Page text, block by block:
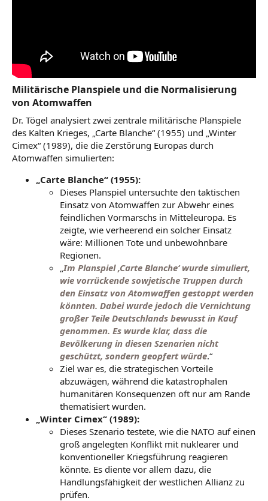
Militärische Planspiele und die Normalisierung
von Atomwaffen
Dr. Tögel analysiert zwei zentrale militärische Planspiele
des Kalten Krieges, „Carte Blanche“ (1955) und „Winter
Cimex“ (1989), die die Zerstörung Europas durch
Atomwaffen simulierten:
„Carte Blanche“ (1955):
Dieses Planspiel untersuchte den taktischen
Einsatz von Atomwaffen zur Abwehr eines
feindlichen Vormarschs in Mitteleuropa. Es
zeigte, wie verheerend ein solcher Einsatz
wäre: Millionen Tote und unbewohnbare
Regionen.
Im Planspiel ‚Carte Blanche‘ wurde simuliert,
wie vorrückende sowjetische Truppen durch
den Einsatz von Atomwaffen gestoppt werden
könnten. Dabei wurde jedoch die Vernichtung
großer Teile Deutschlands bewusst in Kauf
genommen. Es wurde klar, dass die
Bevölkerung in diesen Szenarien nicht
geschützt, sondern geopfert würde.“
Ziel war es, die strategischen Vorteile
abzuwägen, während die katastrophalen
humanitären Konsequenzen oft nur am Rande
thematisiert wurden.
„Winter Cimex“ (1989):
Dieses Szenario testete, wie die NATO auf einen
groß angelegten Konflikt mit nuklearer und
konventioneller Kriegsführung reagieren
könnte. Es diente vor allem dazu, die
Handlungsfähigkeit der westlichen Allianz zu
prüfen.